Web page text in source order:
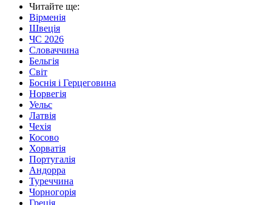
Читайте ще:
Вірменія
Швеція
ЧС 2026
Словаччина
Бельгія
Світ
Боснія і Герцеговина
Норвегія
Уельс
Латвія
Чехія
Косово
Хорватія
Португалія
Андорра
Туреччина
Чорногорія
Греція